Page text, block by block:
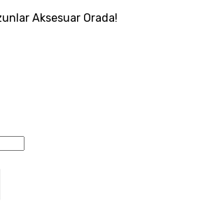
Aksesuar Orada!